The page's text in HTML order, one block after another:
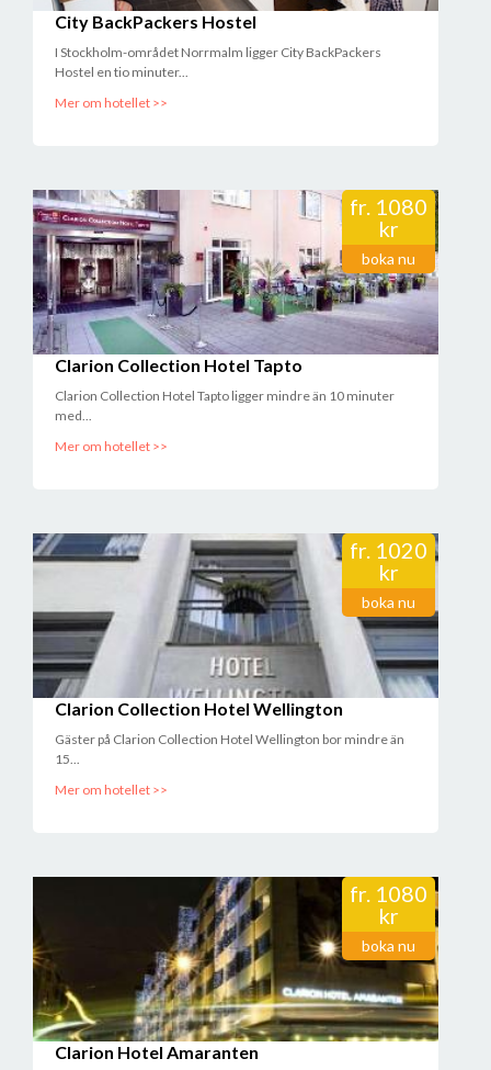
City BackPackers Hostel
I Stockholm-området Norrmalm ligger City BackPackers
Hostel en tio minuter...
Mer om hotellet >>
fr. 1080
kr
boka nu
Clarion Collection Hotel Tapto
Clarion Collection Hotel Tapto ligger mindre än 10 minuter
med...
Mer om hotellet >>
fr. 1020
kr
boka nu
Clarion Collection Hotel Wellington
Gäster på Clarion Collection Hotel Wellington bor mindre än
15...
Mer om hotellet >>
fr. 1080
kr
boka nu
Clarion Hotel Amaranten